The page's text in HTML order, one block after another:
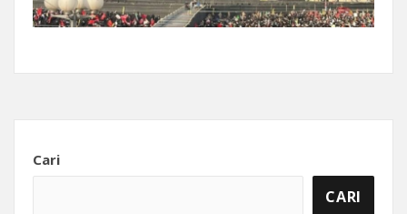
Cari
CARI